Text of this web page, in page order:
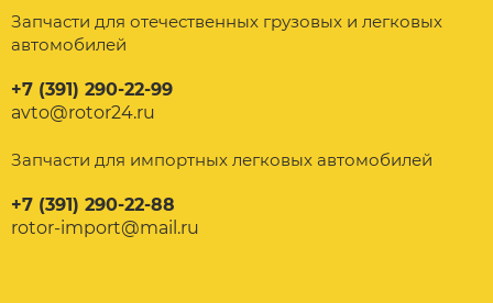
Запчасти для отечественных грузовых и легковых
автомобилей
+7 (391) 290-22-99
avto@rotor24.ru
Запчасти для импортных легковых автомобилей
+7 (391) 290-22-88
rotor-import@mail.ru